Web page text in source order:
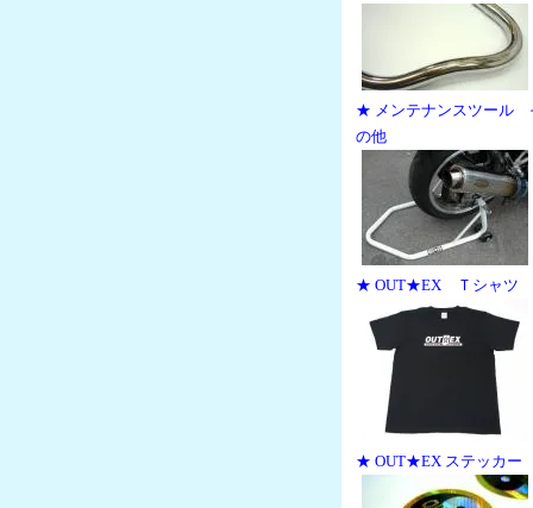
★ メンテナンスツール
の他
★ OUT★EX Ｔシャツ
★ OUT★EX ステッカー